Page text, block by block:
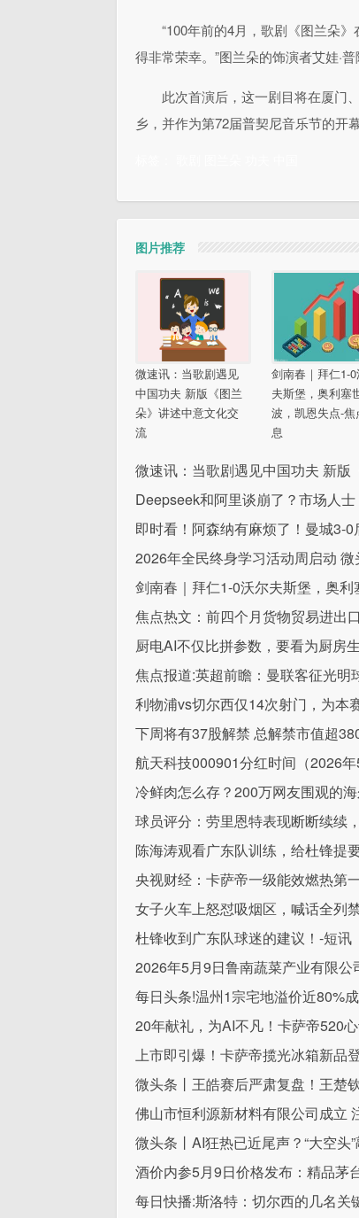
“100年前的4月，歌剧《图兰朵
得非常荣幸。”图兰朵的饰演者艾娃·普
此次首演后，这一剧目将在厦门
乡，并作为第72届普契尼音乐节的开
图片推荐
微速讯：当歌剧遇见
中国功夫 新版《图兰
朵》讲述中意文化交
流
剑南春｜拜仁1-
夫斯堡，奥利塞
波，凯恩失点-焦
息
微速讯：当歌剧遇见中国功夫 新
Deepseek和阿里谈崩了？市场人
即时看！阿森纳有麻烦了！曼城3-
2026年全民终身学习活动周启动 微
剑南春｜拜仁1-0沃尔夫斯堡，奥
焦点热文：前四个月货物贸易进出
厨电AI不仅比拼参数，要看为厨房
焦点报道:英超前瞻：曼联客征光
利物浦vs切尔西仅14次射门，为本
下周将有37股解禁 总解禁市值超
航天科技000901分红时间（2026
冷鲜肉怎么存？200万网友围观的
球员评分：劳里恩特表现断断续续
陈海涛观看广东队训练，给杜锋提
央视财经：卡萨帝一级能效燃热第
女子火车上怒怼吸烟区，喊话全列
杜锋收到广东队球迷的建议！-短讯
2026年5月9日鲁南蔬菜产业有限公
每日头条!温州1宗宅地溢价近80%
20年献礼，为AI不凡！卡萨帝520
上市即引爆！卡萨帝揽光冰箱新品
微头条丨王皓赛后严肃复盘！王楚
佛山市恒利源新材料有限公司成立
微头条丨AI狂热已近尾声？“大空
酒价内参5月9日价格发布：精品茅
每日快播:斯洛特：切尔西的几名